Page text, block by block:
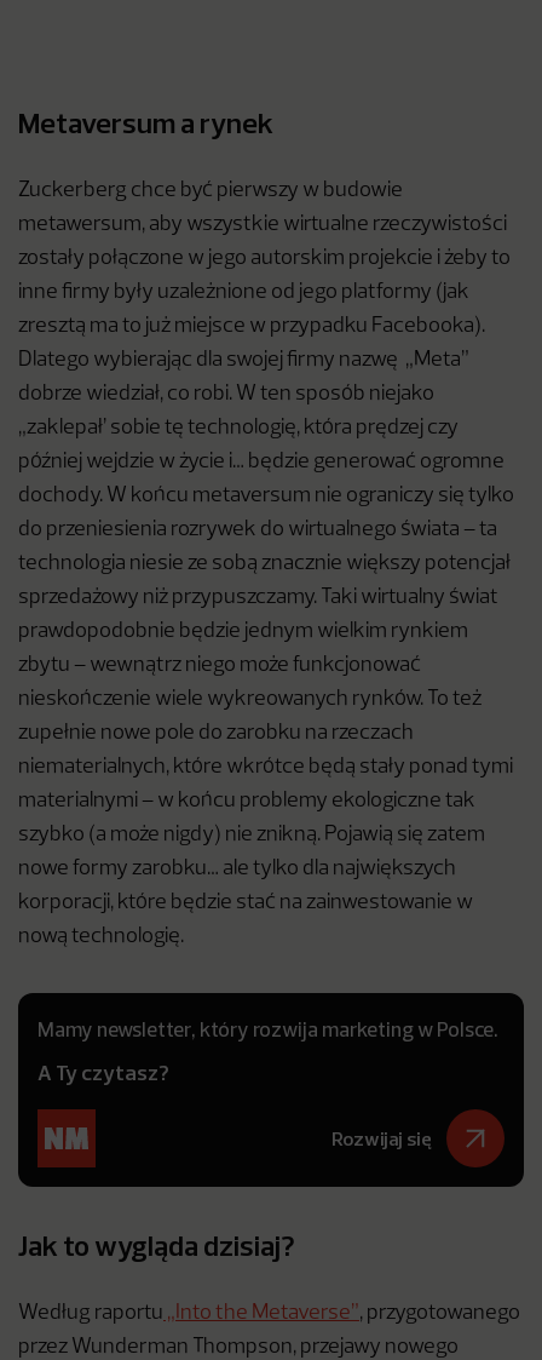
Metaversum a rynek
Zuckerberg chce być pierwszy w budowie
metawersum, aby wszystkie wirtualne rzeczywistości
zostały połączone w jego autorskim projekcie i żeby to
inne firmy były uzależnione od jego platformy (jak
zresztą ma to już miejsce w przypadku Facebooka).
Dlatego wybierając dla swojej firmy nazwę „Meta”
dobrze wiedział, co robi. W ten sposób niejako
„zaklepał’ sobie tę technologię, która prędzej czy
później wejdzie w życie i… będzie generować ogromne
dochody. W końcu metaversum nie ograniczy się tylko
do przeniesienia rozrywek do wirtualnego świata – ta
technologia niesie ze sobą znacznie większy potencjał
sprzedażowy niż przypuszczamy. Taki wirtualny świat
prawdopodobnie będzie jednym wielkim rynkiem
zbytu – wewnątrz niego może funkcjonować
nieskończenie wiele wykreowanych rynków. To też
zupełnie nowe pole do zarobku na rzeczach
niematerialnych, które wkrótce będą stały ponad tymi
materialnymi – w końcu problemy ekologiczne tak
szybko (a może nigdy) nie znikną. Pojawią się zatem
nowe formy zarobku… ale tylko dla największych
korporacji, które będzie stać na zainwestowanie w
nową technologię.
Mamy newsletter, który rozwija marketing w Polsce.
A Ty czytasz?
Rozwijaj się
Jak to wygląda dzisiaj?
Według raportu „Into the Metaverse”, przygotowanego
przez Wunderman Thompson, przejawy nowego